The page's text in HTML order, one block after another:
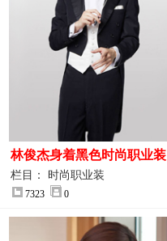
林俊杰身着黑色时尚职业装
制服图片
栏目： 时尚职业装
7323 0